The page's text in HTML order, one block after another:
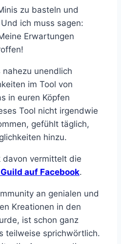
zu basteln und
ich muss sagen:
Erwartungen
unendlich
im Tool von
in euren Köpfen
Tool nicht irgendwie
gefühlt täglich,
hinzu.
davon vermittelt die
auf Facebook.
an genialen und
Kreationen in den
ist schon ganz
teilweise sprichwörtlich.